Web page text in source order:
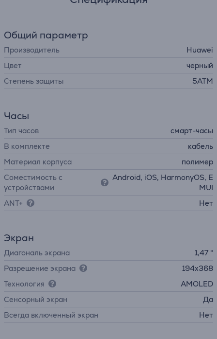
Общий параметр
Производитель
Huawei
Цвет
черный
Степень защиты
5ATM
Часы
Тип часов
смарт-часы
В комплекте
кабель
Материал корпуса
полимер
Соместимость с
устройствами
Android, iOS, HarmonyOS, E
MUI
ANT+
Нет
Экран
Диагональ экрана
1,47 "
Разрешение экрана
194x368
Технология
AMOLED
Cенсорный экран
Да
Всегда включенный экран
Нет